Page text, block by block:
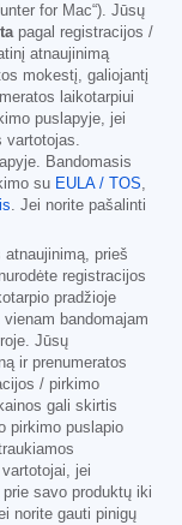
for Mac“). Jūsų
pagal registracijos /
atnaujinimą
mokestį, galiojantį
laikotarpiui
puslapyje, jei
vartotojas.
Bandomasis
su EULA / TOS,
. Jei norite pašalinti
atnaujinimą, prieš
registracijos
pradžioje
bandomajam
Jūsų
ir prenumeratos
/ pirkimo
gali skirtis
pirkimo puslapio
jei
savo produktų iki
norite gauti pinigų